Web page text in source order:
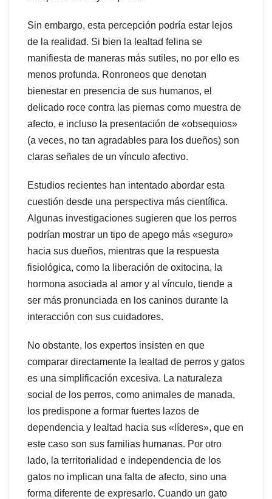
Sin embargo, esta percepción podría estar lejos
de la realidad. Si bien la lealtad felina se
manifiesta de maneras más sutiles, no por ello es
menos profunda. Ronroneos que denotan
bienestar en presencia de sus humanos, el
delicado roce contra las piernas como muestra de
afecto, e incluso la presentación de «obsequios»
(a veces, no tan agradables para los dueños) son
claras señales de un vínculo afectivo.
Estudios recientes han intentado abordar esta
cuestión desde una perspectiva más científica.
Algunas investigaciones sugieren que los perros
podrían mostrar un tipo de apego más «seguro»
hacia sus dueños, mientras que la respuesta
fisiológica, como la liberación de oxitocina, la
hormona asociada al amor y al vínculo, tiende a
ser más pronunciada en los caninos durante la
interacción con sus cuidadores.
No obstante, los expertos insisten en que
comparar directamente la lealtad de perros y gatos
es una simplificación excesiva. La naturaleza
social de los perros, como animales de manada,
los predispone a formar fuertes lazos de
dependencia y lealtad hacia sus «líderes», que en
este caso son sus familias humanas. Por otro
lado, la territorialidad e independencia de los
gatos no implican una falta de afecto, sino una
forma diferente de expresarlo. Cuando un gato